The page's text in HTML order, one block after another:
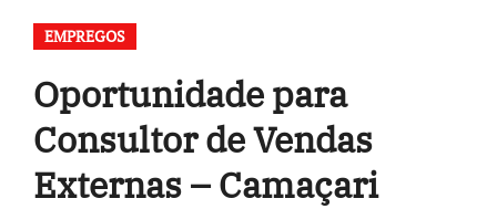
EMPREGOS
Oportunidade para
Consultor de Vendas
Externas – Camaçari